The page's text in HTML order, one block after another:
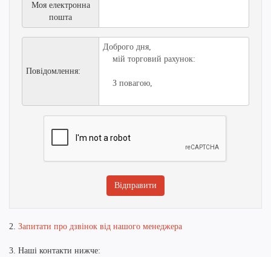
Моя електронна
пошта
Повідомлення:
2. Запитати про дзвінок від нашого менеджера
3. Наші контакти нижче: